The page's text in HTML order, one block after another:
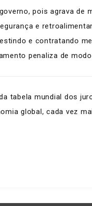
pois agrava de
e
e contratando
penaliza de
tabela mundial dos
global, cada vez